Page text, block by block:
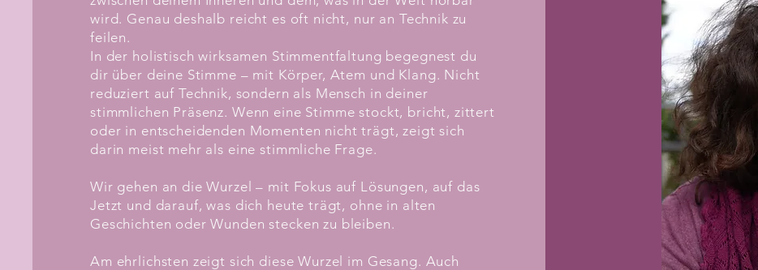
wird. Genau deshalb reicht es oft nicht, nur an Technik zu
feilen.
In der holistisch wirksamen Stimmentfaltung begegnest du
dir über deine Stimme – mit Körper, Atem und Klang. Nicht
reduziert auf Technik, sondern als Mensch in deiner
stimmlichen Präsenz. Wenn eine Stimme stockt, bricht, zittert
oder in entscheidenden Momenten nicht trägt, zeigt sich
darin meist mehr als eine stimmliche Frage.
Wir gehen an die Wurzel – mit Fokus auf Lösungen, auf das
Jetzt und darauf, was dich heute trägt, ohne in alten
Geschichten oder Wunden stecken zu bleiben.
Am ehrlichsten zeigt sich diese Wurzel im Gesang. Auch